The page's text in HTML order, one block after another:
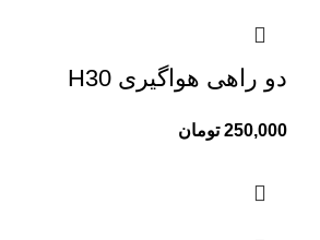
دو راهی هواگیری H30
250,000 تومان